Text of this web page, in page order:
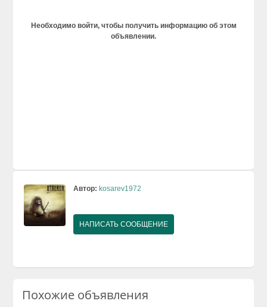
Необходимо войти, чтобы получить информацию об этом
объявлении.
Автор: kosarev1972
НАПИСАТЬ СООБЩЕНИЕ
Похожие объявления